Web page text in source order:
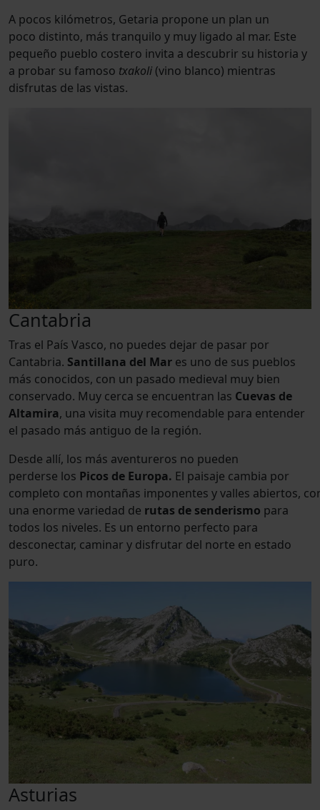
A pocos kilómetros, Getaria propone un plan un
poco distinto, más tranquilo y muy ligado al mar. Este
pequeño pueblo costero invita a descubrir su historia y
a probar su famoso txakoli (vino blanco) mientras
disfrutas de las vistas.
Cantabria
Tras el País Vasco, no puedes dejar de pasar por
Cantabria. Santillana del Mar es uno de sus pueblos
más conocidos, con un pasado medieval muy bien
conservado. Muy cerca se encuentran las Cuevas de
Altamira, una visita muy recomendable para entender
el pasado más antiguo de la región.
Desde allí, los más aventureros no pueden
perderse los Picos de Europa. El paisaje cambia por
completo con montañas imponentes y valles abiertos,
una enorme variedad de rutas de senderismo para
todos los niveles. Es un entorno perfecto para
desconectar, caminar y disfrutar del norte en estado
puro.
Asturias